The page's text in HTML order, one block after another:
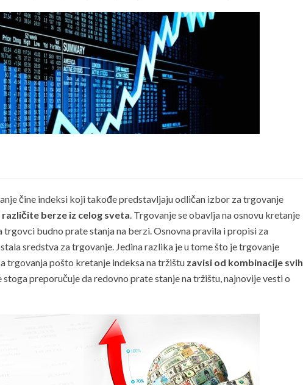
čine indeksi koji takođe predstavljaju odličan izbor za trgovanje
različite berze iz celog sveta. Trgovanje se obavlja na osnovu kretanje
trgovci budno prate stanja na berzi. Osnovna pravila i propisi za
sredstva za trgovanje. Jedina razlika je u tome što je trgovanje
trgovanja pošto kretanje indeksa na tržištu zavisi od kombinacije svih
stoga preporučuje da redovno prate stanje na tržištu, najnovije vesti o